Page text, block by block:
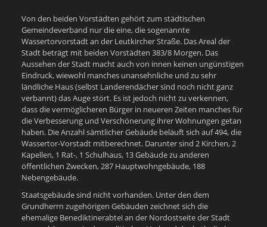
Von den beiden Vorstädten gehört zum städtischen
Gemeindeverband nur die eine, die sogenannte
Wassertorvorstadt an der Leutkircher Straße. Das Areal der
Stadt beträgt mit beiden Vorstädten 383/8 Morgen. Das
Aussehen der Stadt macht auch von innen keinen ungünstigen
Eindruck, wiewohl manches unansehnliche und zu sehr
ländliche Haus (selbst Landerendächer sind noch nicht ganz
verbannt) das Auge stört. Es ist jedoch nicht zu verkennen,
dass die vermöglicheren Bürger in neueren Zeiten manches für
die Verbesserung und Verschönerung ihrer Wohnungen getan
haben. Die Anzahl sämtlicher Gebäude beläuft sich auf 494, die
Wassertor-Vorstadt mitberechnet. Darunter sind 2 Kirchen, 2
Kapellen, 1 Rat-, 1 Schulhaus, 13 Gebäude zu anderen
öffentlichen Zwecken, 287 Hauptwohngebäude, 188
Nebengebäude.
Staatsgebäude sind nicht vorhanden. Unter den dem
Grundherrn zugehörigen Gebäuden zeichnet sich die
ehemalige Benediktinerabtei an der Nordostseite der Stadt